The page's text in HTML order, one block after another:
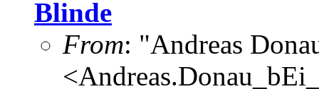
Blinde
From: "Andreas